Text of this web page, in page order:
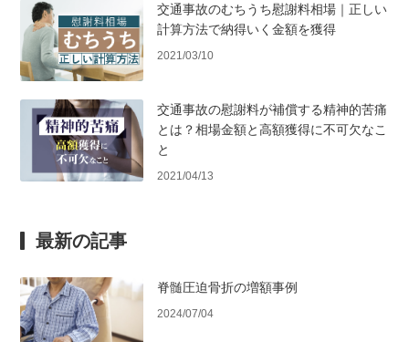
交通事故のむちうち慰謝料相場｜正しい
計算方法で納得いく金額を獲得
2021/03/10
交通事故の慰謝料が補償する精神的苦痛
とは？相場金額と高額獲得に不可欠なこ
と
2021/04/13
最新の記事
脊髄圧迫骨折の増額事例
2024/07/04